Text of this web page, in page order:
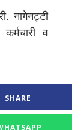
नागेनट्टी
व
SHARE